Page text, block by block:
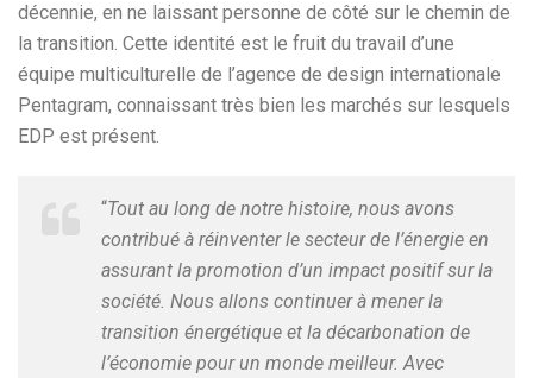
décennie, en ne laissant personne de côté sur le chemin de
la transition. Cette identité est le fruit du travail d’une
équipe multiculturelle de l’agence de design internationale
Pentagram, connaissant très bien les marchés sur lesquels
EDP est présent.
“Tout au long de notre histoire, nous avons
contribué à réinventer le secteur de l’énergie en
assurant la promotion d’un impact positif sur la
société. Nous allons continuer à mener la
transition énergétique et la décarbonation de
l’économie pour un monde meilleur. Avec